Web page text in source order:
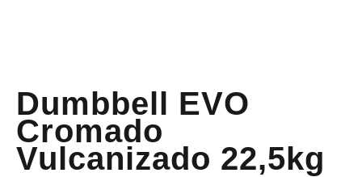
Dumbbell EVO
Cromado
Vulcanizado 22,5kg